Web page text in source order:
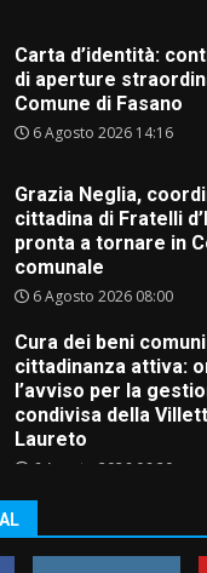
Grazia Neglia,
cittadina di Fratelli
pronta a tornare in
comunale
6 Agosto 2026 08:00
Cura dei beni
cittadinanza attiva:
l’avviso per la
condivisa della
Laureto
La magia del
assoluta de
Belvedere. Il
6 Agosto 2026 06:15
“I Contestatori:
Rivoluzione”: nuovo